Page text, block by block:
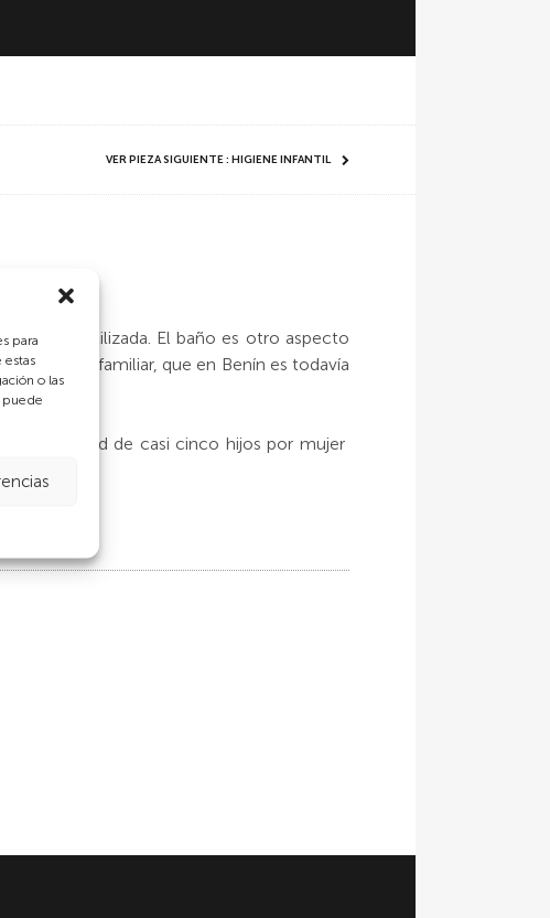
para
estas
o las
puede
VER PIEZA SIGUIENTE : HIGIENE INFANTIL
utilizada. El baño es otro aspecto
tamaño familiar, que en Benín es todavía
fecundidad de casi cinco hijos por mujer